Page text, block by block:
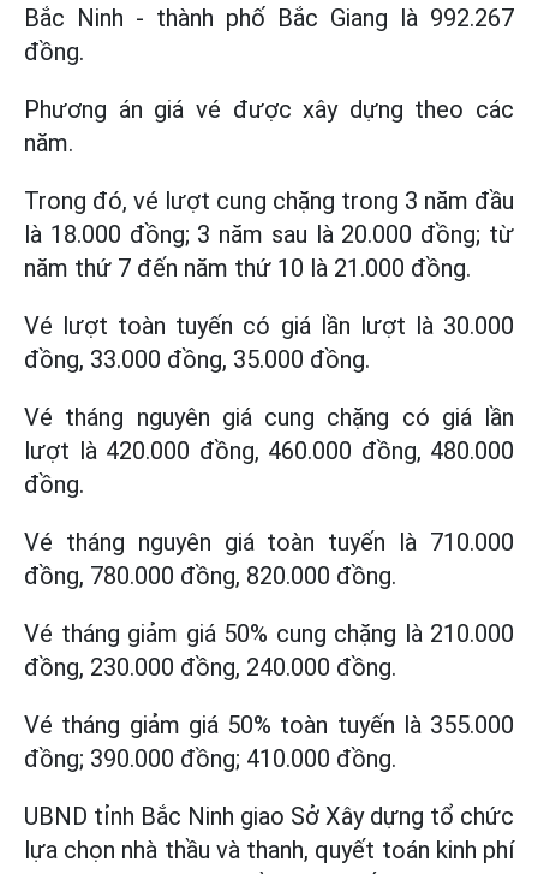
Bắc Ninh - thành phố Bắc Giang là 992.267
đồng.
Phương án giá vé được xây dựng theo các
năm.
Trong đó, vé lượt cung chặng trong 3 năm đầu
là 18.000 đồng; 3 năm sau là 20.000 đồng; từ
năm thứ 7 đến năm thứ 10 là 21.000 đồng.
Vé lượt toàn tuyến có giá lần lượt là 30.000
đồng, 33.000 đồng, 35.000 đồng.
Vé tháng nguyên giá cung chặng có giá lần
lượt là 420.000 đồng, 460.000 đồng, 480.000
đồng.
Vé tháng nguyên giá toàn tuyến là 710.000
đồng, 780.000 đồng, 820.000 đồng.
Vé tháng giảm giá 50% cung chặng là 210.000
đồng, 230.000 đồng, 240.000 đồng.
Vé tháng giảm giá 50% toàn tuyến là 355.000
đồng; 390.000 đồng; 410.000 đồng.
UBND tỉnh Bắc Ninh giao Sở Xây dựng tổ chức
lựa chọn nhà thầu và thanh, quyết toán kinh phí